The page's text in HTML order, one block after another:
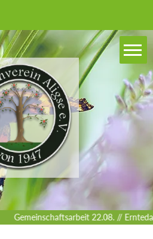
Gemeinschaftsarbeit 22.08. //